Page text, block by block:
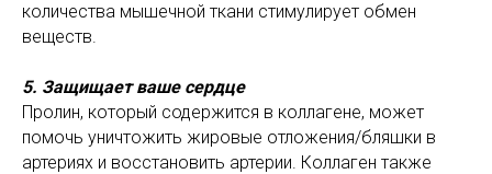
количества мышечной ткани стимулирует обмен
веществ.
5. Защищает ваше сердце
Пролин, который содержится в коллагене, может
помочь уничтожить жировые отложения/бляшки в
артериях и восстановить артерии. Коллаген также